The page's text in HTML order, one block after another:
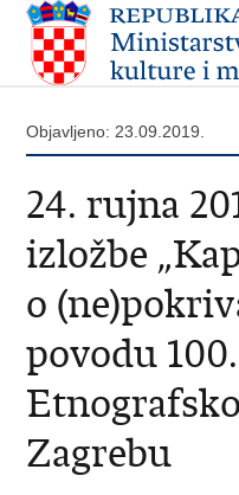
Objavljeno: 23.09.2019.
24. rujna
izložbe
o
povodu
Zagrebu